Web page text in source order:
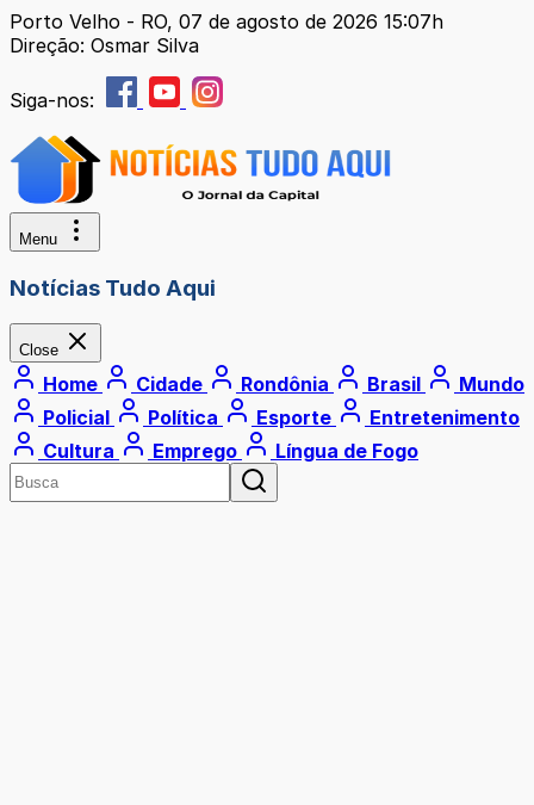
Porto Velho - RO, 07 de agosto de 2026 15:07h
Direção: Osmar Silva
Siga-nos:
Menu
Notícias Tudo Aqui
Close
Home Cidade Rondônia Brasil
Mundo
Policial
Política Esporte
Entretenimento
Cultura
Emprego Língua de Fogo